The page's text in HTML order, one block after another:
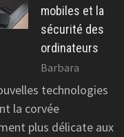
mobiles et la
sécurité des
ordinateurs
Barbara
technologies
la corvée
plus délicate aux